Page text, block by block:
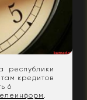
республики
кредитов
6